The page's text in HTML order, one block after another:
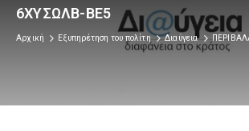
6ΧΥΣΩΛΒ-ΒΕ5
Αρχική Εξυπηρέτηση του πολίτη Διαύγεια